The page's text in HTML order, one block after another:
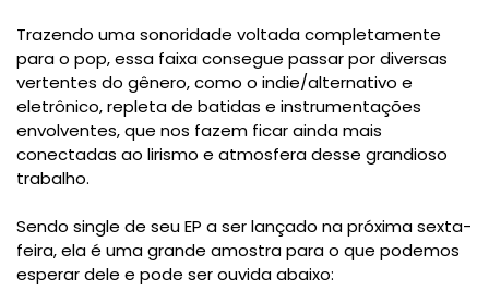
Trazendo uma sonoridade voltada completamente
para o pop, essa faixa consegue passar por diversas
vertentes do gênero, como o indie/alternativo e
eletrônico, repleta de batidas e instrumentações
envolventes, que nos fazem ficar ainda mais
conectadas ao lirismo e atmosfera desse grandioso
trabalho.
Sendo single de seu EP a ser lançado na próxima sexta-
feira, ela é uma grande amostra para o que podemos
esperar dele e pode ser ouvida abaixo: